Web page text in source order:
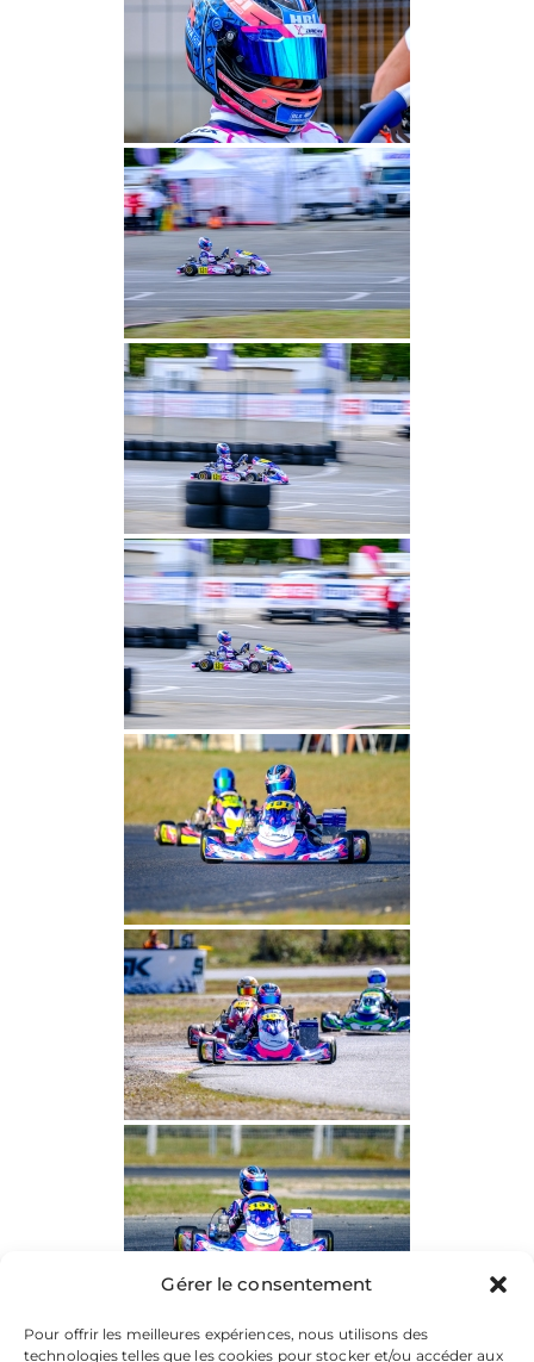
Gérer le consentement
Pour offrir les meilleures expériences, nous utilisons des
technologies telles que les cookies pour stocker et/ou accéder aux